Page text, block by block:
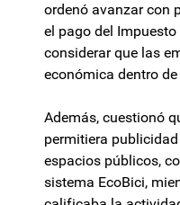
ordenó avanzar con
el pago del Impuesto
considerar que las
económica dentro
Además, cuestionó
permitiera
espacios públicos,
sistema EcoBici,